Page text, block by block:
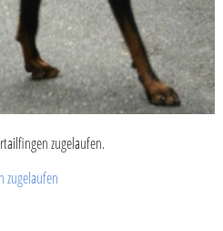
zugelaufen.
zugelaufen